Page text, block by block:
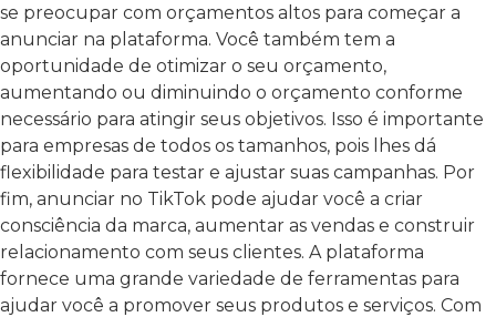
se preocupar com orçamentos altos para começar a
anunciar na plataforma. Você também tem a
oportunidade de otimizar o seu orçamento,
aumentando ou diminuindo o orçamento conforme
necessário para atingir seus objetivos. Isso é importante
para empresas de todos os tamanhos, pois lhes dá
flexibilidade para testar e ajustar suas campanhas. Por
fim, anunciar no TikTok pode ajudar você a criar
consciência da marca, aumentar as vendas e construir
relacionamento com seus clientes. A plataforma
fornece uma grande variedade de ferramentas para
ajudar você a promover seus produtos e serviços. Com